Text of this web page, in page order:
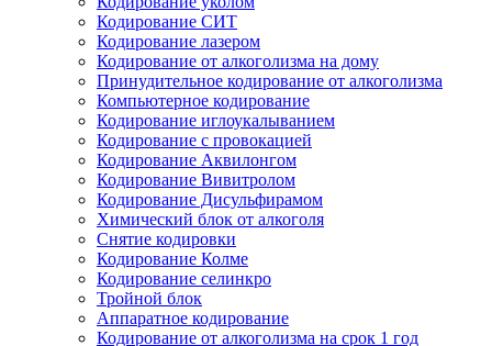
Кодирование СИТ
Кодирование лазером
Кодирование от алкоголизма на дому
Принудительное кодирование от алкоголизма
Компьютерное кодирование
Кодирование иглоукалыванием
Кодирование с провокацией
Кодирование Аквилонгом
Кодирование Вивитролом
Кодирование Дисульфирамом
Химический блок от алкоголя
Снятие кодировки
Кодирование Колме
Кодирование селинкро
Тройной блок
Аппаратное кодирование
Кодирование от алкоголизма на срок 1 год